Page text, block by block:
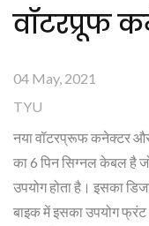
वॉटरप्रूफ
04 May, 2021
TYU
नया वॉटरप्रूफ कनेक्टर
का 6 पिन सिग्नल केबल है
उपयोग होता है। इसका
बाइक में इसका उपयोग